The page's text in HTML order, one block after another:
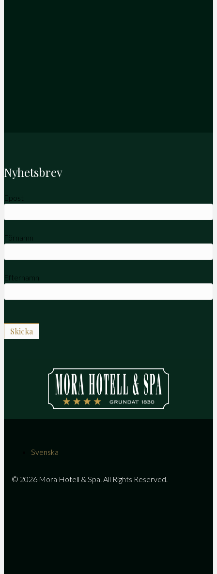
Nyhetsbrev
Epost
Förnamn
Efternamn
© 2026 Mora Hotell & Spa. All Rights Reserved.
Svenska